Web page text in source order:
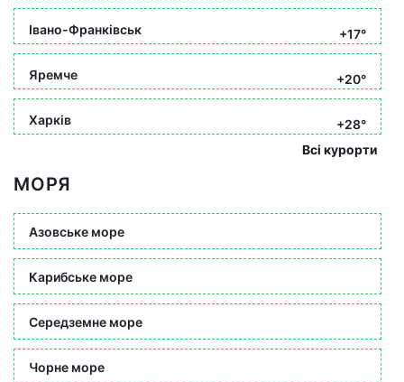
Івано-Франківськ +17°
Яремче +20°
Харків
+28°
Всі курорти
МОРЯ
Азовське море
Карибське море
Середземне море
Чорне море